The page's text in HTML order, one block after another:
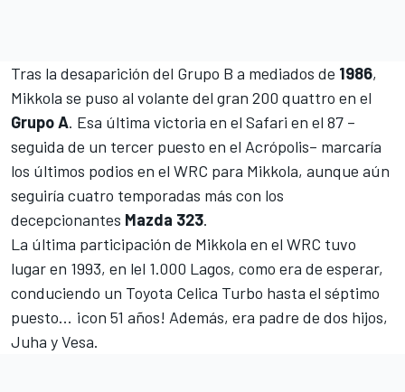
Tras la desaparición del Grupo B a mediados de 1986,
Mikkola se puso al volante del gran 200 quattro en el
Grupo A. Esa última victoria en el Safari en el 87 –
seguida de un tercer puesto en el Acrópolis– marcaría
los últimos podios en el WRC para Mikkola, aunque aún
seguiría cuatro temporadas más con los
decepcionantes Mazda 323.
La última participación de Mikkola en el WRC tuvo
lugar en 1993, en lel 1.000 Lagos, como era de esperar,
conduciendo un Toyota Celica Turbo hasta el séptimo
puesto... ¡con 51 años! Además, era padre de dos hijos,
Juha y Vesa.